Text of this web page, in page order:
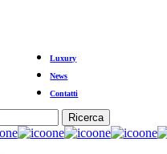
Luxury
News
Contatti
Ricerca
Notizie
il
lassità